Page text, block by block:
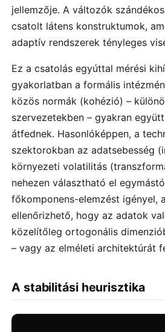
jellemzője. A változók
csatolt látens konstruktumok,
adaptív rendszerek tényleges
Ez a csatolás egyúttal mérési
gyakorlatban a formális
közös normák (kohézió) –
szervezetekben – gyakran
átfednek. Hasonlóképpen, a
szektorokban az adatsebesség
környezeti volatilitás
nehezen választható el
főkomponens-elemzést igényel,
ellenőrizhető, hogy az adatok
közelítőleg ortogonális
– vagy az elméleti architektúrát
A stabilitási heurisztika